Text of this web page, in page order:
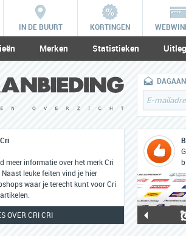
IN DE BUURT KORTINGEN
Merken Statistieken Uitleg
meer informatie over het merk Cri
Naast leuke feiten vind je hier
waar je terecht kunt voor Cri
OVER CRI CRI